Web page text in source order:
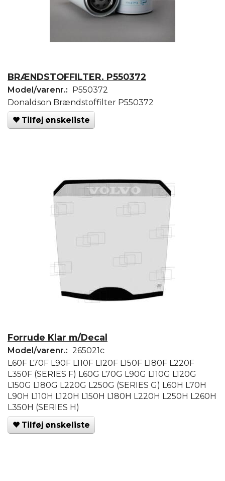
BRÆNDSTOFFILTER. P550372
Model/varenr.: P550372
Donaldson Brændstoffilter P550372
Tilføj ønskeliste
Forrude Klar m/Decal
Model/varenr.: 265021c
L60F L70F L90F L110F L120F L150F L180F L220F
L350F (SERIES F) L60G L70G L90G L110G L120G
L150G L180G L220G L250G (SERIES G) L60H L70H
L90H L110H L120H L150H L180H L220H L250H L260H
L350H (SERIES H)
Tilføj ønskeliste